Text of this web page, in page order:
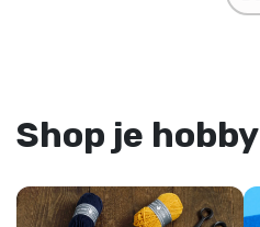
Shop je hobby